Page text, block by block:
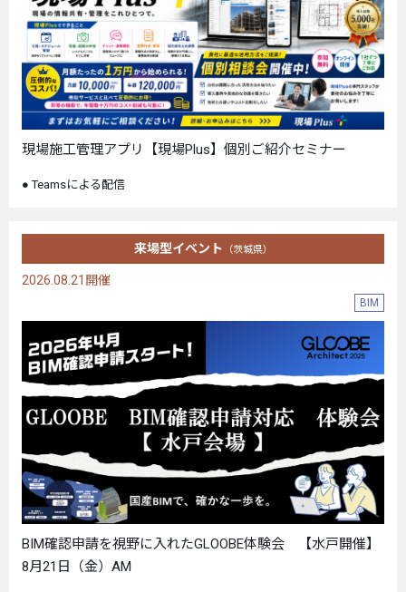
現場施工管理アプリ【現場Plus】個別ご紹介セミナー
Teamsによる配信
来場型イベント （茨城県）
2026.08.21開催
BIM
BIM確認申請を視野に入れたGLOOBE体験会 【水戸開催】
8月21日（金）AM